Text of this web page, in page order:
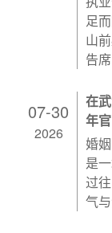
足
山
告
07-30
2026
在
年
婚
是
过
气